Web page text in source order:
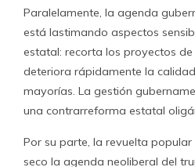
Paralelamente, la agenda
está lastimando aspectos
estatal: recorta los proyectos
deteriora rápidamente la
mayorías. La gestión
una contrarreforma estatal
Por su parte, la revuelta
seco la agenda neoliberal del